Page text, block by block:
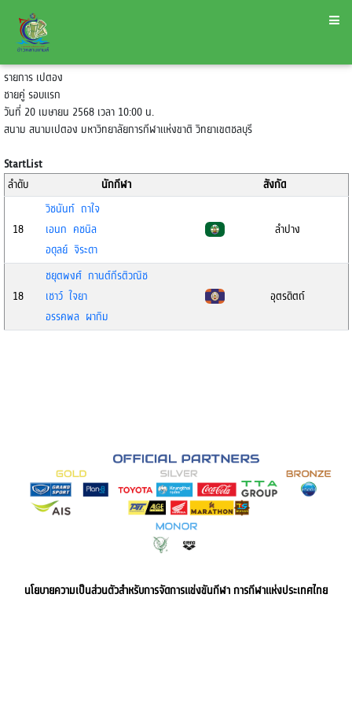
รายการ เปตอง
ชายคู่ รอบแรก
วันที่ 20 เมษายน 2568 เวลา 10:00 น.
สนาม สนามเปตอง มหาวิทยาลัยการกีฬาแห่งขาติ วิทยาเขตชลบุรี
StartList
ลำดับ
นักกีฬา สังกัด
18
วิชนันท์ ถาใจ
เอนก คชนิล
อดุลย์ จิระดา
ลำปาง
18
ชยุตพงศ์ กานต์กีรติวณิช
เชาว์ ใจยา
อรรคพล ผากิม
อุตรดิตถ์
นโยบายความเป็นส่วนตัวสำหรับการจัดการแข่งขันกีฬา การกีฬาแห่งประเทศไทย